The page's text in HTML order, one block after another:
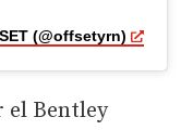
(@offsetyrn)
el Bentley